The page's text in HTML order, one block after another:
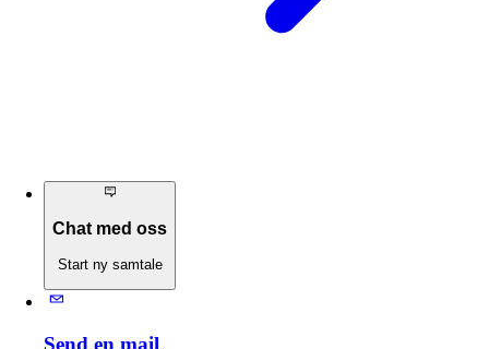
Chat med oss
Start ny samtale
Send en mail